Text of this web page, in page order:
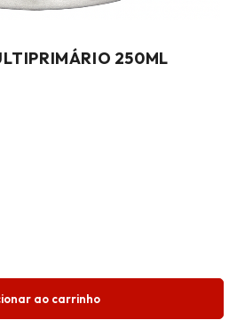
250ML
ao carrinho